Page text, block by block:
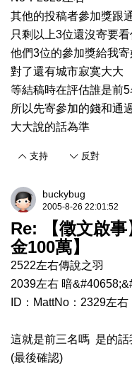
其他的投稿者參加獎跟
只剩以上3位還沒寄要
他們3位的參加獎給我
對了還有城市寂寞大大
等結稿時在評估誰是前
所以先寄參加的錢和通
大大說的話為準
支持 反對
buckybug
2005-8-26 22:01:52
Re: 【徵文啟
金100萬】
2522左右傳說之羽
2039左右 暗
ID：MattNo：2329左右
這就是前三名嗎 是的話
(最後確認)